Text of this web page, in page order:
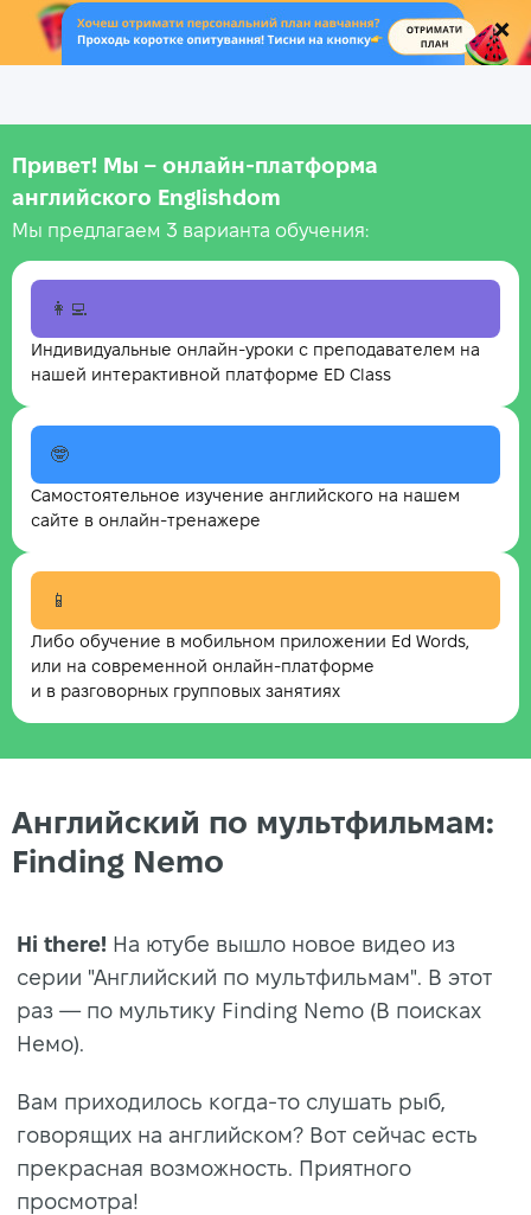
.
Привет! Мы – онлайн‑платформа
английского Englishdom
Мы предлагаем 3 варианта обучения:
👩‍💻
Индивидуальные онлайн-уроки с преподавателем на
нашей интерактивной платформе ED Class
🤓
Самостоятельное изучение английского на нашем
сайте в онлайн-тренажере
📱
Либо обучение в мобильном приложении Ed Words,
или на современной онлайн-платформе
и в разговорных групповых занятиях
Английский по мультфильмам:
Finding Nemo
Hi there! На ютубе вышло новое видео из
серии "Английский по мультфильмам". В этот
раз — по мультику Finding Nemo (В поисках
Немо).
Вам приходилось когда-то слушать рыб,
говорящих на английском? Вот сейчас есть
прекрасная возможность. Приятного
просмотра!